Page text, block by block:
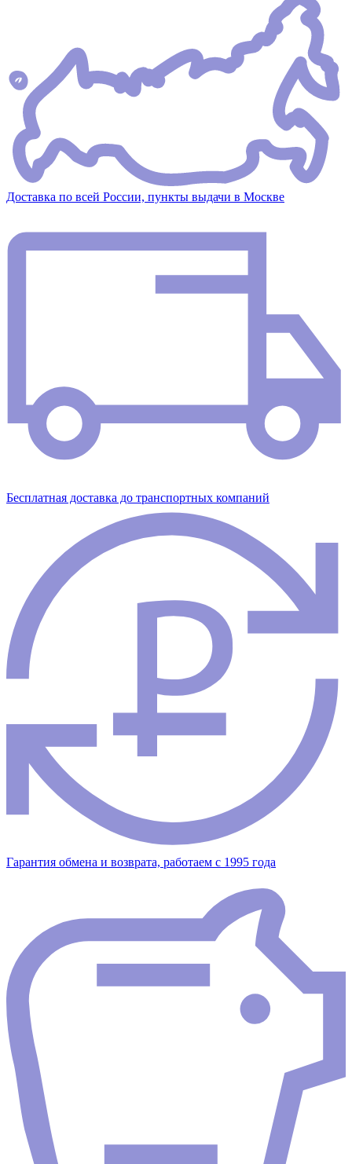
Доставка по всей России, пункты выдачи в Москве
Бесплатная доставка до транспортных компаний
Гарантия обмена и возврата, работаем с 1995 года